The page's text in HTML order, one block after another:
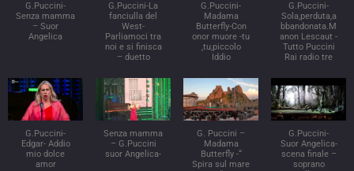
G.Puccini-
Senza mamma
– Suor
Angelica
G.Puccini-La
fanciulla del
West-
Parliamoci tra
noi e si finisca
– duetto
G.Puccini-
Madama
Butterfly-Con
onor muore -tu
,tu,piccolo
Iddio
G.Puccini-
Sola,perduta,a
bbandonata.M
anon Lescaut -
Tutto Puccini
Rai radio tre
G.Puccini-
Edgar- Addio
mio dolce
amor
Senza mamma
– G.Puccini
suor Angelica-
G. Puccini –
Madama
Butterfly -“
Spira sul mare
G.Puccini-
Suor Angelica-
scena finale –
soprano